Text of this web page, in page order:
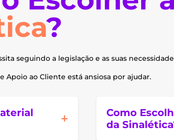
page
?
seguindo a legislação e as suas
Apoio ao Cliente está ansiosa por ajudar.
Como
da